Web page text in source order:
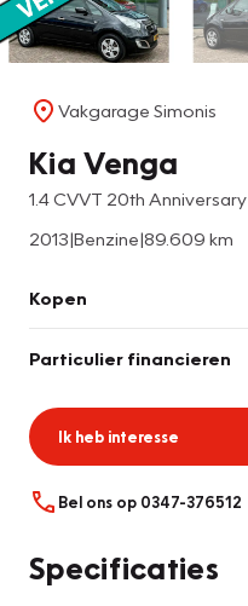
Vakgarage Simonis
Kia Venga
1.4 CVVT 20th
2013|Benzine|89.609 km
Kopen
Particulier financieren
Ik heb interesse
Bel ons op 0347-376512
Specificaties